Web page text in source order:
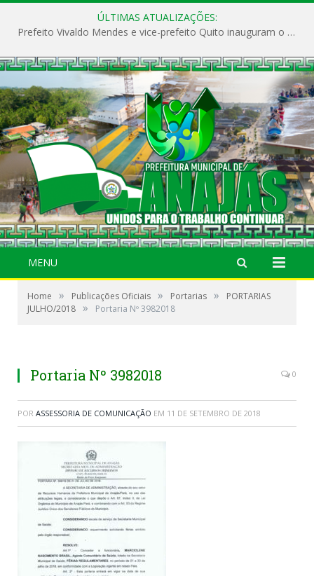
ÚLTIMAS ATUALIZAÇÕES:
Prefeito Vivaldo Mendes e vice-prefeito Quito inauguram o CAPS e fortalecem a saúde pública em Anajás.
MENU
Home » Publicações Oficiais » Portarias »
PORTARIAS
JULHO/2018 » Portaria Nº 3982018
Portaria Nº 3982018 0
POR ASSESSORIA DE COMUNICAÇÃO EM 11 DE SETEMBRO DE 2018